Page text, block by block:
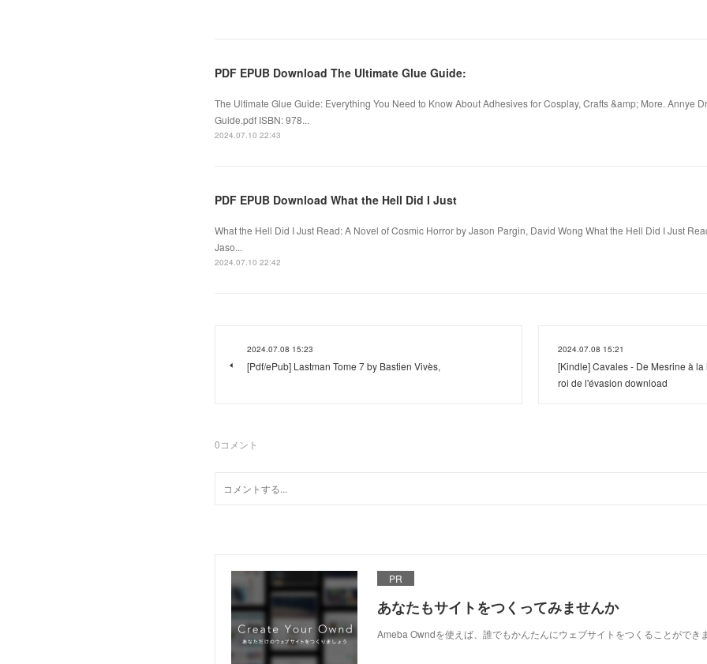
PDF EPUB Download The Ultimate Glue Guide:
The Ultimate Glue Guide: Everything You Need to Know About Adhesives for Cosplay, Crafts &amp; More. Annye
Guide.pdf ISBN: 978...
2024.07.10 22:43
PDF EPUB Download What the Hell Did I Just
What the Hell Did I Just Read: A Novel of Cosmic Horror by Jason Pargin, David Wong What the Hell Did I Just
Jaso...
2024.07.10 22:42
2024.07.08 15:23
[Pdf/ePub] Lastman Tome 7 by Bastien Vivès,
2024.07.08 15:21
[Kindle] Cavales - De Mesrine à
roi de l'évasion download
0コメント
PR
あなたもサイトをつくってみませんか
Ameba Owndを使えば、誰でもかんたんにウェブサイトをつくることができ